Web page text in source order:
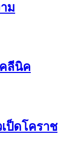
ม
ลีนิค
ป็ดโคราช